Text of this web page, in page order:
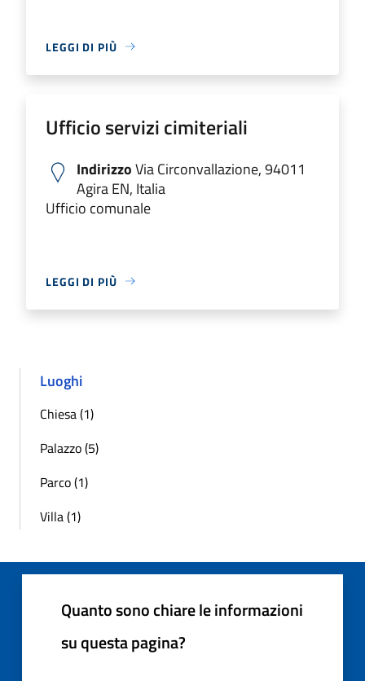
LEGGI DI PIÙ
Ufficio servizi cimiteriali
IndirizzoVia Circonvallazione, 94011
Agira EN, Italia
Ufficio comunale
LEGGI DI PIÙ
Luoghi
Chiesa (1)
Palazzo (5)
Parco (1)
Villa (1)
Quanto sono chiare le informazioni
su questa pagina?